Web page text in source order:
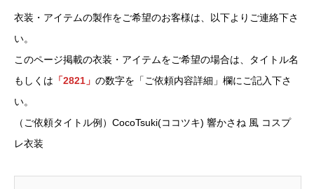
衣装・アイテムの製作をご希望のお客様は、以下よりご連絡下さ
い。
このページ掲載の衣装・アイテムをご希望の場合は、タイトル名
もしくは 「2821」 の数字を「ご依頼内容詳細」欄にご記入下さ
い。
（ご依頼タイトル例）CocoTsuki(ココツキ) 響かさね 風 コスプ
レ衣装